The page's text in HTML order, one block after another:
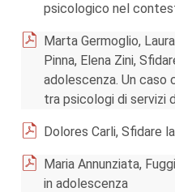
psicologico nel
Marta Germoglio,
Pinna, Elena Zini,
adolescenza. Un caso
tra psicologi di servizi
Dolores Carli, Sfidare
Maria Annunziata,
in adolescenza